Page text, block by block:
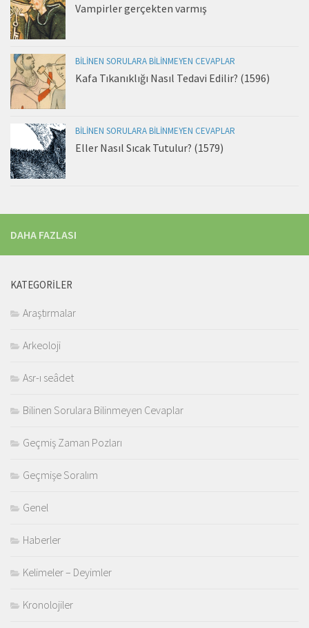
Vampirler gerçekten varmış
BILINEN SORULARA BILINMEYEN CEVAPLAR
Kafa Tıkanıklığı Nasıl Tedavi Edilir? (1596)
BILINEN SORULARA BILINMEYEN CEVAPLAR
Eller Nasıl Sıcak Tutulur? (1579)
DAHA FAZLASI
KATEGORILER
Araştırmalar
Arkeoloji
Asr-ı seâdet
Bilinen Sorulara Bilinmeyen Cevaplar
Geçmiş Zaman Pozları
Geçmişe Soralım
Genel
Haberler
Kelimeler – Deyimler
Kronolojiler